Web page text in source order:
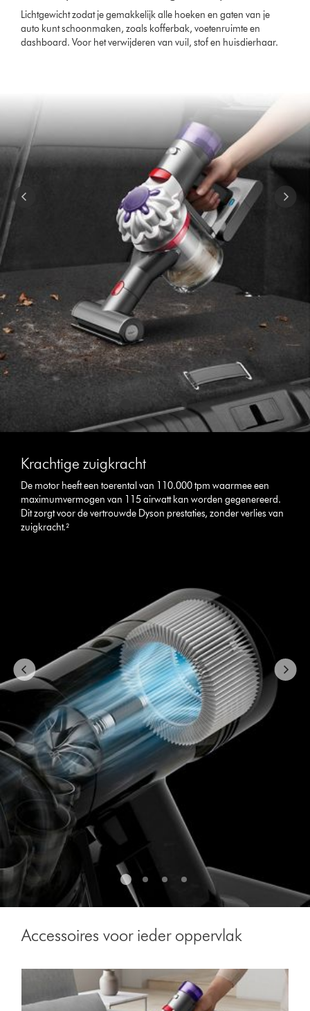
Lichtgewicht zodat je gemakkelijk alle hoeken en gaten van je
auto kunt schoonmaken, zoals kofferbak, voetenruimte en
dashboard. Voor het verwijderen van vuil, stof en huisdierhaar.
Krachtige zuigkracht
De motor heeft een toerental van 110.000 tpm waarmee een
maximumvermogen van 115 airwatt kan worden gegenereerd.
Dit zorgt voor de vertrouwde Dyson prestaties, zonder verlies van
zuigkracht.²
Accessoires voor ieder oppervlak